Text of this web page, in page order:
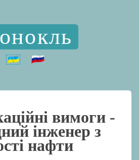
вимоги -
інженер з
нафти